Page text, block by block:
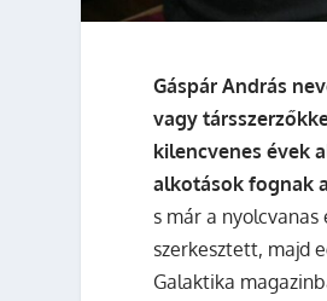
Gáspár András
vagy
kilencvenes évek
alkotások fognak
s már a
szerkesztett, majd
Galaktika